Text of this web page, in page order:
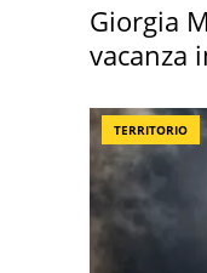
Giorgia
vacanza
TERRITORIO